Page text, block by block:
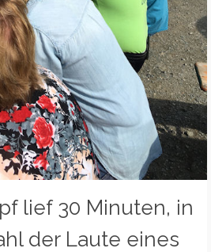
lief 30 Minuten, in
der Laute eines